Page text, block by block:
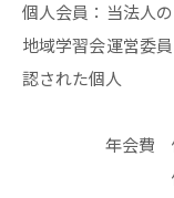
個人会員：当法人
地域学習会運営委
認された個人
年会費 個人
個人会員